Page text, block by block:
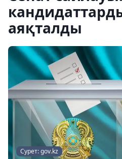
аяқталды
Сурет: gov.kz